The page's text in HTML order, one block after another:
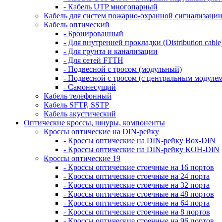
- Кабель UTP многопарный
Кабель для систем пожарно-охранной сигнализации
Кабель оптический
- Бронированный
- Для внутренней прокладки (Distribution
- Для грунта и канализации
- Для сетей FTTH
- Подвесной с тросом (модульный)
- Подвесной с тросом (с центральным
- Самонесущий
Кабель телефонный
Кабель SFTP, SSTP
Кабель акустический
Оптические кроссы, шнуры, компоненты
Кроссы оптические на DIN-рейку
- Кроссы оптические на DIN-рейку Box-DIN
- Кроссы оптические на DIN-рейку КОН-DIN
Кроссы оптические 19
- Кроссы оптические стоечные на 16 портов
- Кроссы оптические стоечные на 24 порта
- Кроссы оптические стоечные на 32 порта
- Кроссы оптические стоечные на 48 портов
- Кроссы оптические стоечные на 64 порта
- Кроссы оптические стоечные на 8 портов